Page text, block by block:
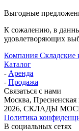
Выгодные
К сожалению, в
удовлетворяющих
Компания Складские
Каталог
- Аренда
- Продажа
Связаться с нами
Москва, Пресненская
2026, СКЛАДЫ
Политика
В социальных сетях